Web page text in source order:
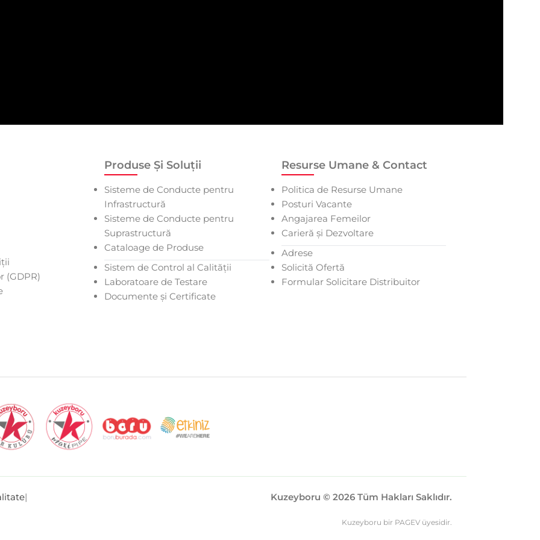
(GDPR)
Produse Și Soluții
Sisteme de Conducte pentru
Infrastructură
Sisteme de Conducte pentru
Suprastructură
Cataloage de Produse
Sistem de Control al Calității
Laboratoare de Testare
Documente și Certificate
Resurse Umane & Contact
Politica de Resurse Umane
Posturi Vacante
Angajarea Femeilor
Carieră și Dezvoltare
Adrese
Solicită Ofertă
Formular Solicitare Distribuitor
|
Kuzeyboru © 2026 Tüm Hakları Saklıdır.
Kuzeyboru bir PAGEV üyesidir.